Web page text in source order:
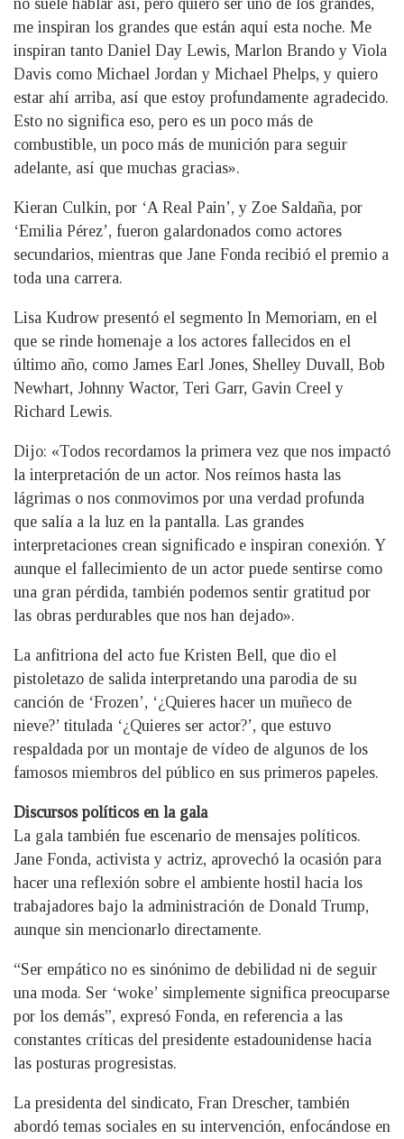
me inspiran los grandes que están aquí esta noche. Me
inspiran tanto Daniel Day Lewis, Marlon Brando y Viola
Davis como Michael Jordan y Michael Phelps, y quiero
estar ahí arriba, así que estoy profundamente agradecido.
Esto no significa eso, pero es un poco más de
combustible, un poco más de munición para seguir
adelante, así que muchas gracias».
Kieran Culkin, por ‘A Real Pain’, y Zoe Saldaña, por
‘Emilia Pérez’, fueron galardonados como actores
secundarios, mientras que Jane Fonda recibió el premio a
toda una carrera.
Lisa Kudrow presentó el segmento In Memoriam, en el
que se rinde homenaje a los actores fallecidos en el
último año, como James Earl Jones, Shelley Duvall, Bob
Newhart, Johnny Wactor, Teri Garr, Gavin Creel y
Richard Lewis.
Dijo: «Todos recordamos la primera vez que nos impactó
la interpretación de un actor. Nos reímos hasta las
lágrimas o nos conmovimos por una verdad profunda
que salía a la luz en la pantalla. Las grandes
interpretaciones crean significado e inspiran conexión. Y
aunque el fallecimiento de un actor puede sentirse como
una gran pérdida, también podemos sentir gratitud por
las obras perdurables que nos han dejado».
La anfitriona del acto fue Kristen Bell, que dio el
pistoletazo de salida interpretando una parodia de su
canción de ‘Frozen’, ‘¿Quieres hacer un muñeco de
nieve?’ titulada ‘¿Quieres ser actor?’, que estuvo
respaldada por un montaje de vídeo de algunos de los
famosos miembros del público en sus primeros papeles.
Discursos políticos en la gala
La gala también fue escenario de mensajes políticos.
Jane Fonda, activista y actriz, aprovechó la ocasión para
hacer una reflexión sobre el ambiente hostil hacia los
trabajadores bajo la administración de Donald Trump,
aunque sin mencionarlo directamente.
“Ser empático no es sinónimo de debilidad ni de seguir
una moda. Ser ‘woke’ simplemente significa preocuparse
por los demás”, expresó Fonda, en referencia a las
constantes críticas del presidente estadounidense hacia
las posturas progresistas.
La presidenta del sindicato, Fran Drescher, también
abordó temas sociales en su intervención, enfocándose en